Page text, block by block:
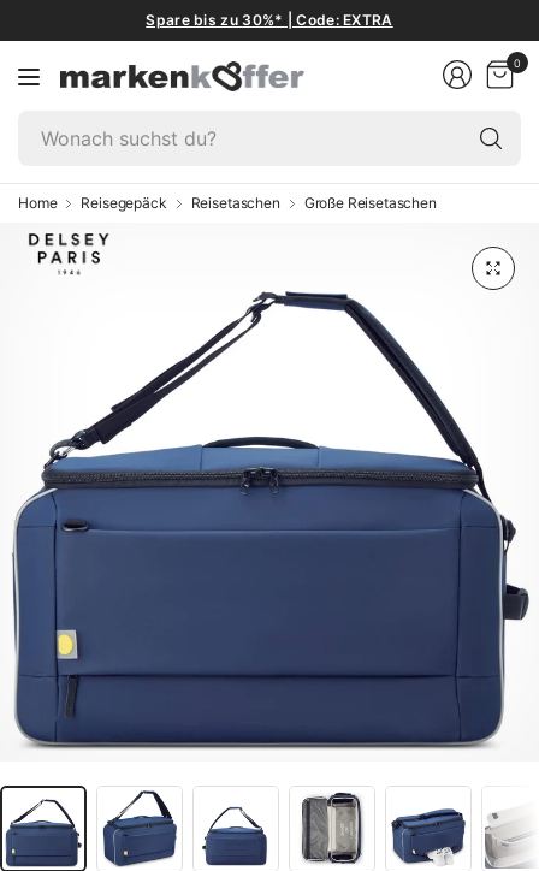
Spare bis zu 30%* | Code: EXTRA
0
Home Reisegepäck Reisetaschen Große Reisetaschen